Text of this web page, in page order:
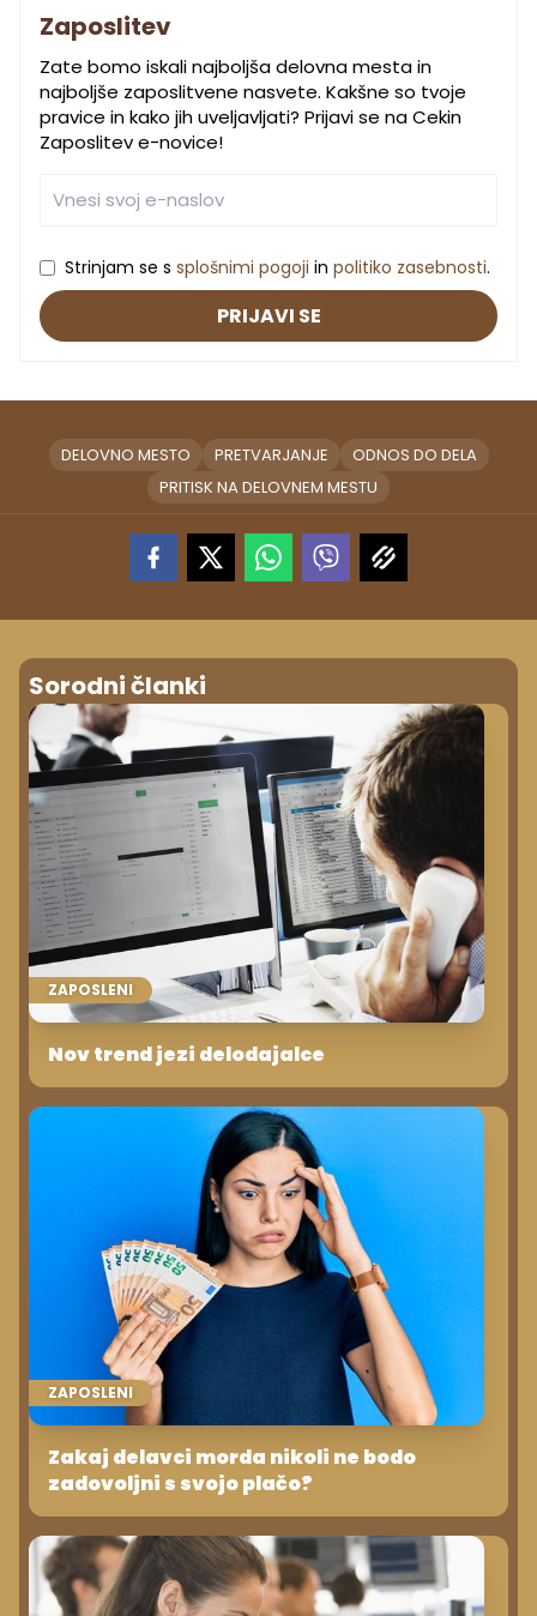
Zaposlitev
Zate bomo iskali najboljša delovna mesta in
najboljše zaposlitvene nasvete. Kakšne so tvoje
pravice in kako jih uveljavljati? Prijavi se na Cekin
Zaposlitev e-novice!
Strinjam se s splošnimi pogoji in politiko zasebnosti.
PRIJAVI SE
DELOVNO MESTO PRETVARJANJE
ODNOS DO DELA
PRITISK NA DELOVNEM MESTU
Sorodni članki
ZAPOSLENI
Nov trend jezi delodajalce
ZAPOSLENI
Zakaj delavci morda nikoli ne bodo
zadovoljni s svojo plačo?